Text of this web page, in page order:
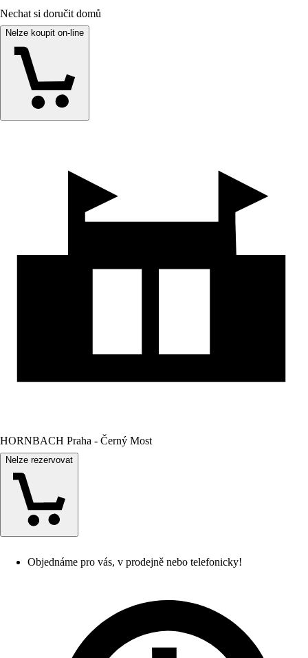
Nechat si doručit domů
Nelze koupit on-line
HORNBACH Praha - Černý Most
Nelze rezervovat
Objednáme pro vás, v prodejně nebo telefonicky!